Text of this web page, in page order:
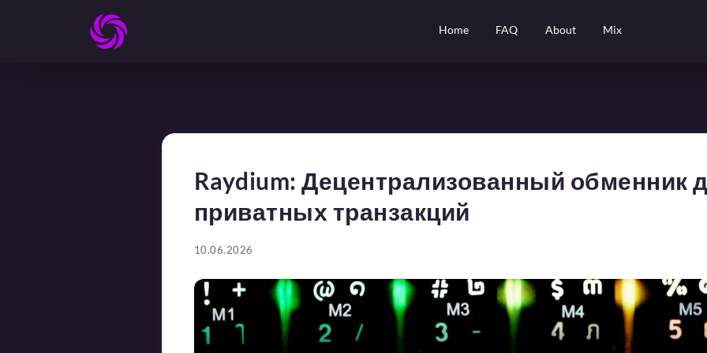
Home FAQ About Mix
Raydium: Децентрализованный обменник
приватных транзакций
10.06.2026